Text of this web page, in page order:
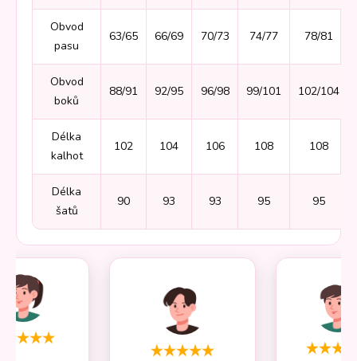
Obvod
pasu
63/65 66/69 70/73 74/77 78/81
Obvod
boků
88/91 92/95 96/98 99/101 102/104
Délka
kalhot
102 104 106 108 108
Délka
šatů
90 93 93 95 95